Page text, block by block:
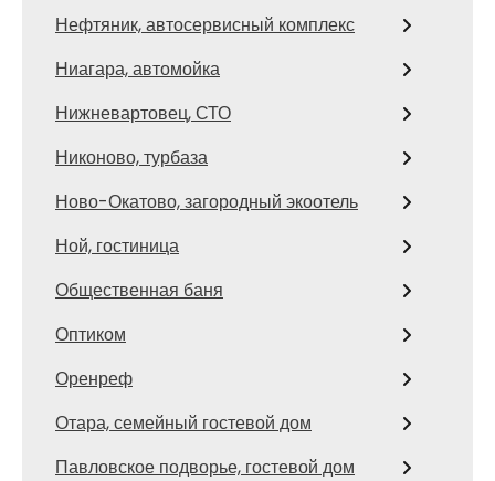
Нефтяник, автосервисный комплекс
Ниагара, автомойка
Нижневартовец, СТО
Никоново, турбаза
Ново-Окатово, загородный экоотель
Ной, гостиница
Общественная баня
Оптиком
Оренреф
Отара, семейный гостевой дом
Павловское подворье, гостевой дом